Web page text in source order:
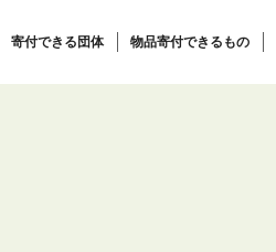
寄付できる団体 物品寄付できるもの